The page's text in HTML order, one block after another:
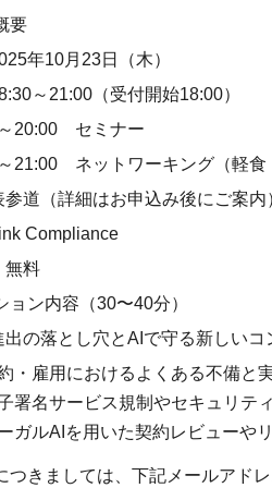
要
年10月23日（木）
～21:00（受付開始18:00）
20:00 セミナー
21:00 ネットワーキング（軽食
道（詳細はお申込み後にご案内
Compliance
無料
ョン内容（30〜40分）
出の落とし穴とAIで守る新しいコ
・雇用におけるよくある不備と
署名サービス規制やセキュリテ
ガルAIを用いた契約レビューや
つきましては、下記メールアド